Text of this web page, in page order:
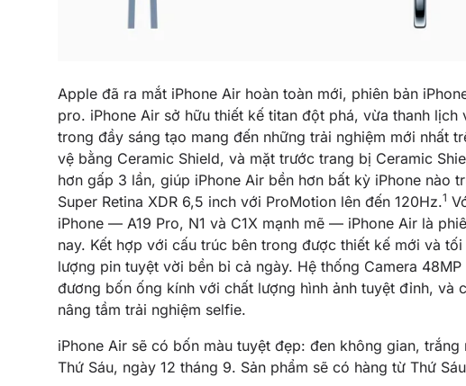
Apple đã ra mắt iPhone Air hoàn toàn mới, phiên bản
pro. iPhone Air sở hữu thiết kế titan đột phá, vừa thanh
trong đầy sáng tạo mang đến những trải nghiệm mới nhất
vệ bằng Ceramic Shield, và mặt trước trang bị Ceramic
hơn gấp 3 lần, giúp iPhone Air bền hơn bất kỳ iPhone nào
Super Retina XDR 6,5 inch với ProMotion lên đến 120Hz.1
iPhone — A19 Pro, N1 và C1X mạnh mẽ — iPhone Air là
nay. Kết hợp với cấu trúc bên trong được thiết kế mới và
lượng pin tuyệt vời bền bỉ cả ngày. Hệ thống Camera
đương bốn ống kính với chất lượng hình ảnh tuyệt đỉnh, và
nâng tầm trải nghiệm selfie.
iPhone Air sẽ có bốn màu tuyệt đẹp: đen không gian,
Thứ Sáu, ngày 12 tháng 9. Sản phẩm sẽ có hàng từ Thứ